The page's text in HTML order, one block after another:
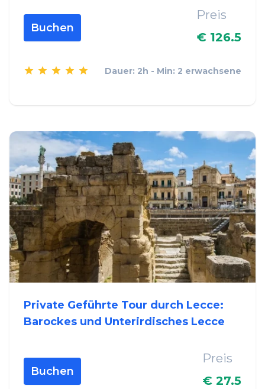
Buchen
Preis
€ 126.5
Dauer: 2h - Min: 2 erwachsene
Private Geführte Tour durch Lecce:
Barockes und Unterirdisches Lecce
Buchen
Preis
€ 27.5